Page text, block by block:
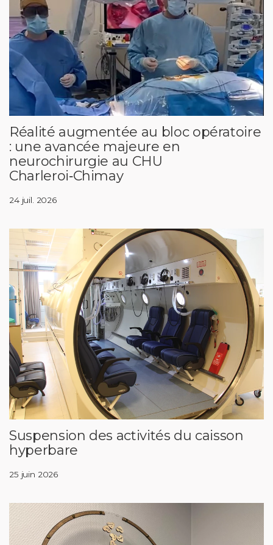
Réalité augmentée au bloc opératoire
: une avancée majeure en
neurochirurgie au CHU
Charleroi‑Chimay
24 juil. 2026
Suspension des activités du caisson
hyperbare
25 juin 2026